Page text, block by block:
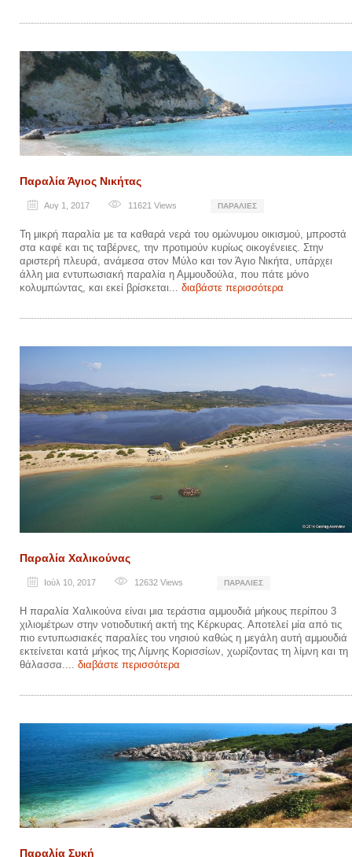
Παραλία Άγιος Νικήτας
Αυγ 1, 2017 11621 Views ΠΑΡΑΛΊΕΣ
Τη μικρή παραλία με τα καθαρά νερά του ομώνυμου οικισμού, μπροστά
στα καφέ και τις ταβέρνες, την προτιμούν κυρίως οικογένειες. Στην
αριστερή πλευρά, ανάμεσα στον Μύλο και τον Άγιο Νικήτα, υπάρχει
άλλη μια εντυπωσιακή παραλία η Αμμουδούλα, που πάτε μόνο
κολυμπώντας, και εκεί βρίσκεται... διαβάστε περισσότερα
Παραλία Χαλικούνας
Ιούλ 10, 2017 12632 Views ΠΑΡΑΛΊΕΣ
Η παραλία Χαλικούνα είναι μια τεράστια αμμουδιά μήκους περίπου 3
χιλιομέτρων στην νοτιοδυτική ακτή της Κέρκυρας. Αποτελεί μία από τις
πιο εντυπωσιακές παραλίες του νησιού καθώς η μεγάλη αυτή αμμουδιά
εκτείνεται κατά μήκος της Λίμνης Κορισσίων, χωρίζοντας τη λίμνη και τη
θάλασσα.... διαβάστε περισσότερα
Παραλία Συκή